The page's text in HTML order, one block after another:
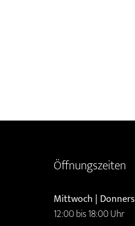
Öffnungszeiten
Mittwoch |
12:00 bis 18:00 Uhr